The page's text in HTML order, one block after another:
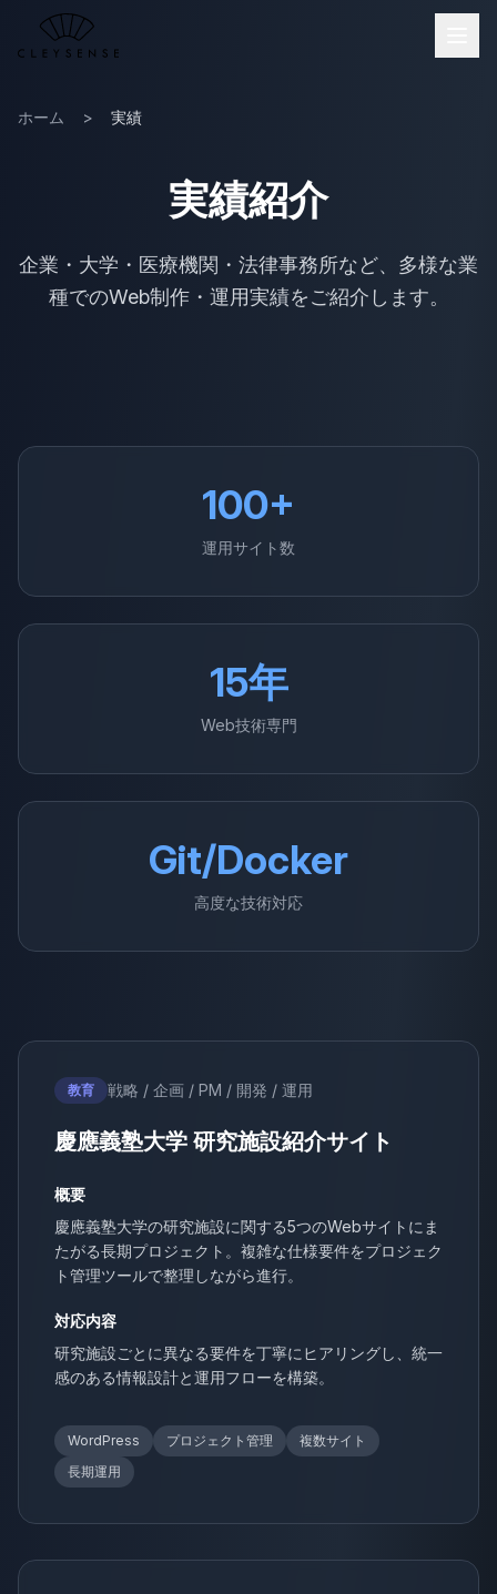
メインコンテンツへスキップ
ホーム > 実績
実績紹介
企業・大学・医療機関・法律事務所など、多様な業
種でのWeb制作・運用実績をご紹介します。
100+
運用サイト数
15年
Web技術専門
Git/Docker
高度な技術対応
教育 戦略 / 企画 / PM / 開発 / 運用
慶應義塾大学 研究施設紹介サイト
概要
慶應義塾大学の研究施設に関する5つのWebサイトにま
たがる長期プロジェクト。複雑な仕様要件をプロジェク
ト管理ツールで整理しながら進行。
対応内容
研究施設ごとに異なる要件を丁寧にヒアリングし、統一
感のある情報設計と運用フローを構築。
WordPress プロジェクト管理
複数サイト
長期運用